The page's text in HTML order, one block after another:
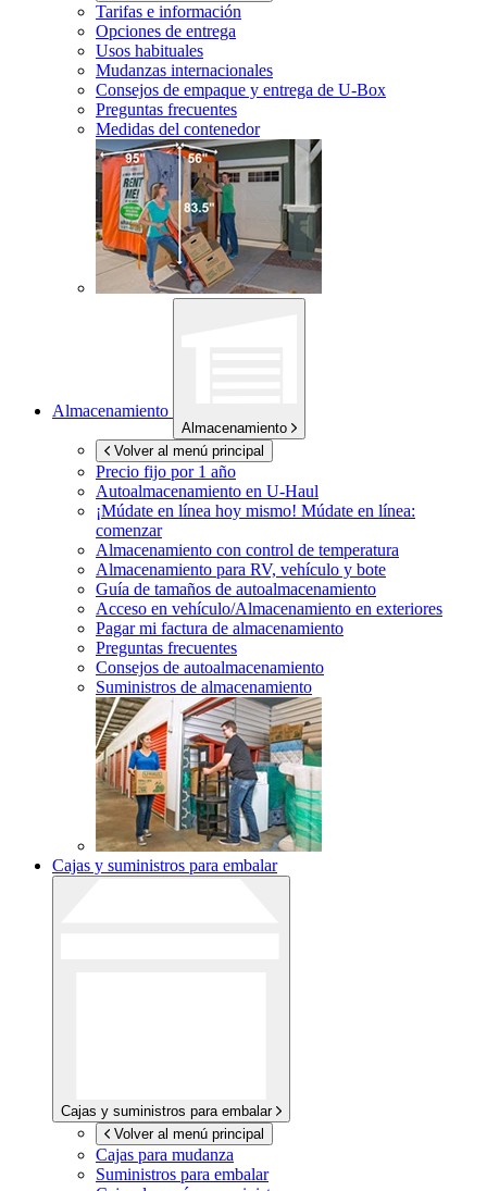
Tarifas e información
Opciones de entrega
Usos habituales
Mudanzas internacionales
Consejos de empaque y entrega de U-Box
Preguntas frecuentes
Medidas del contenedor
Almacenamiento
Almacenamiento
Volver al menú principal
Precio fijo por 1 año
Autoalmacenamiento en U-Haul
¡Múdate en línea hoy mismo! Múdate en línea:
comenzar
Almacenamiento con control de temperatura
Almacenamiento para RV, vehículo y bote
Guía de tamaños de autoalmacenamiento
Acceso en vehículo/Almacenamiento en exteriores
Pagar mi factura de almacenamiento
Preguntas frecuentes
Consejos de autoalmacenamiento
Suministros de almacenamiento
Cajas y suministros para embalar
Cajas y suministros para embalar
Volver al menú principal
Cajas para mudanza
Suministros para embalar